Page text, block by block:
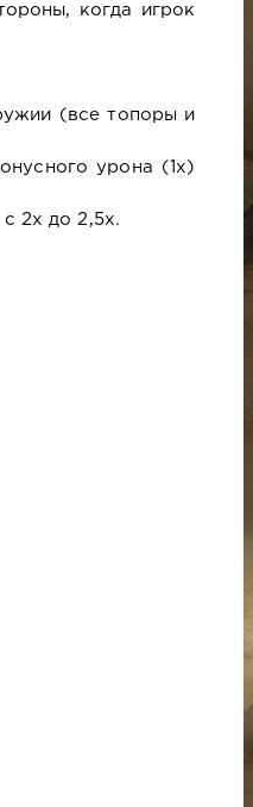
когда игрок
(все топоры и
урона (1x)
2x до 2,5x.